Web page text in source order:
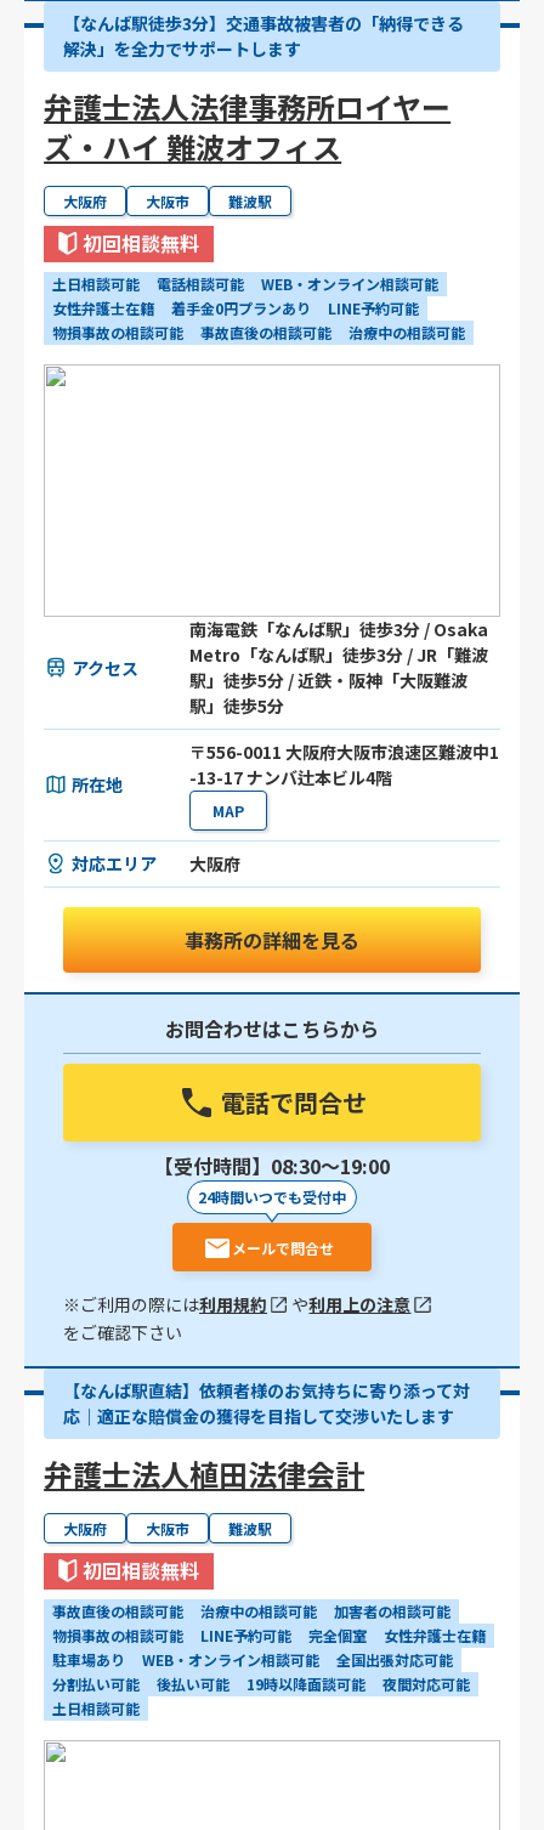
【なんば駅徒歩3分】交通事故被害者の「納得できる
解決」を全力でサポートします
弁護士法人法律事務所ロイヤー
ズ・ハイ 難波オフィス
大阪府 大阪市 難波駅
初回相談無料
土日相談可能 電話相談可能
WEB・オンライン相談可能
女性弁護士在籍
着手金0円プランあり
LINE予約可能
物損事故の相談可能
事故直後の相談可能 治療中の相談可能
アクセス
南海電鉄「なんば駅」徒歩3分 / Osaka
Metro「なんば駅」徒歩3分 / JR「難波
駅」徒歩5分 / 近鉄・阪神「大阪難波
駅」徒歩5分
所在地
〒556-0011 大阪府大阪市浪速区難波中1
-13-17 ナンバ辻本ビル4階
MAP
対応エリア 大阪府
事務所の詳細を見る
お問合わせはこちらから
電話で問合せ
【受付時間】08:30〜19:00
24時間いつでも受付中
メールで問合せ
※ご利用の際には利用規約 や利用上の注意
をご確認下さい
【なんば駅直結】依頼者様のお気持ちに寄り添って対
応｜適正な賠償金の獲得を目指して交渉いたします
弁護士法人植田法律会計
大阪府 大阪市 難波駅
初回相談無料
事故直後の相談可能 治療中の相談可能
加害者の相談可能
物損事故の相談可能
LINE予約可能 完全個室
女性弁護士在籍
駐車場あり
WEB・オンライン相談可能
全国出張対応可能
分割払い可能
後払い可能 19時以降面談可能
夜間対応可能
土日相談可能